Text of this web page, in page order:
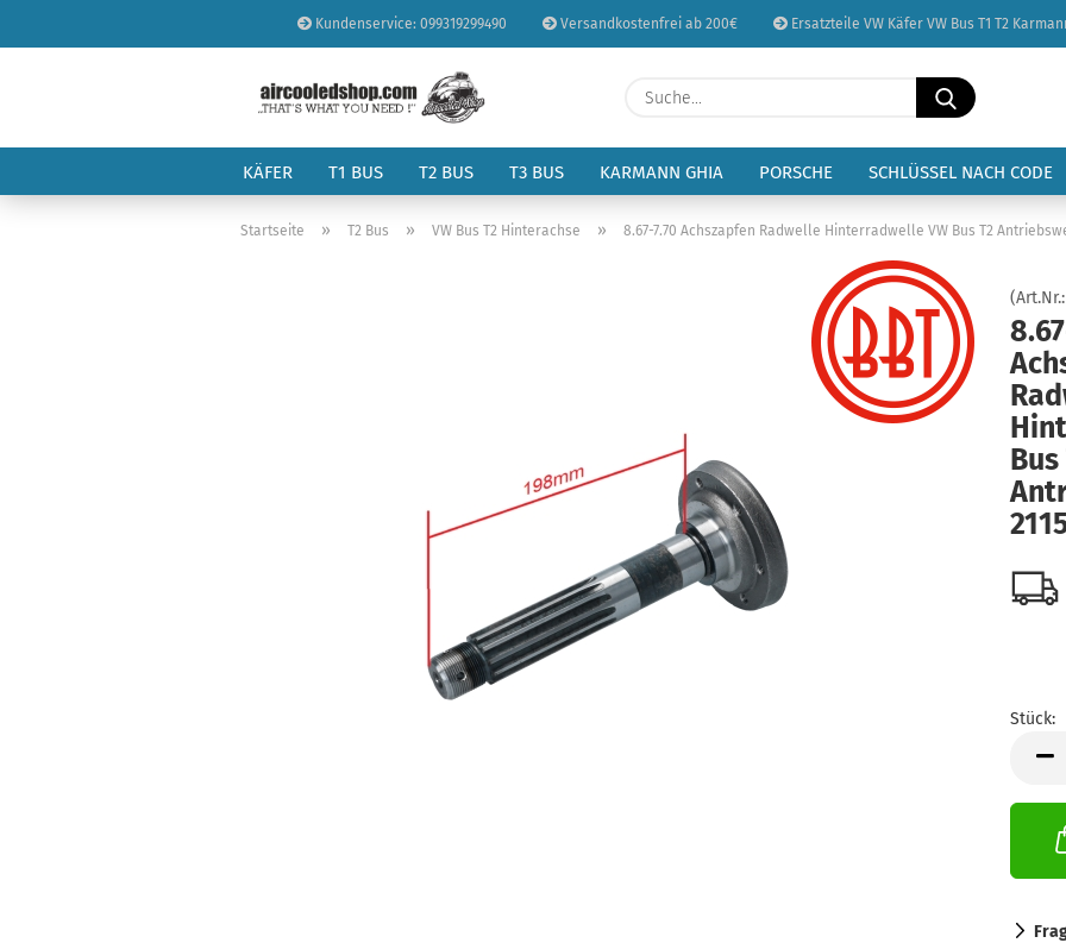
Kundenservice: 099319299490 Versandkostenfrei ab 200€ Ersatzteile VW Käfer VW Bus T1 T2
Sprache auswählen
Lieferland
Konto erstellen
Passwort
Suche...
KÄFER T1 BUS T2 BUS T3 BUS KARMANN GHIA PORSCHE SCHLÜSSEL NACH CODE
Startseite » T2 Bus » VW Bus T2 Hinterachse » 8.67-7.70 Achszapfen Radwelle Hinterradwelle VW Bus T2
(Art.Nr.:
Bus
Stück:
Stück